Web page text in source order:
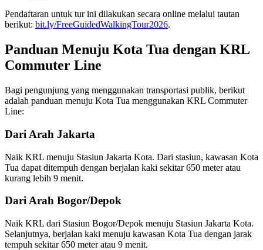
Pendaftaran untuk tur ini dilakukan secara online melalui tautan
berikut: bit.ly/FreeGuidedWalkingTour2026.
Panduan Menuju Kota Tua dengan KRL
Commuter Line
Bagi pengunjung yang menggunakan transportasi publik, berikut
adalah panduan menuju Kota Tua menggunakan KRL Commuter
Line:
Dari Arah Jakarta
Naik KRL menuju Stasiun Jakarta Kota. Dari stasiun, kawasan Kota
Tua dapat ditempuh dengan berjalan kaki sekitar 650 meter atau
kurang lebih 9 menit.
Dari Arah Bogor/Depok
Naik KRL dari Stasiun Bogor/Depok menuju Stasiun Jakarta Kota.
Selanjutnya, berjalan kaki menuju kawasan Kota Tua dengan jarak
tempuh sekitar 650 meter atau 9 menit.